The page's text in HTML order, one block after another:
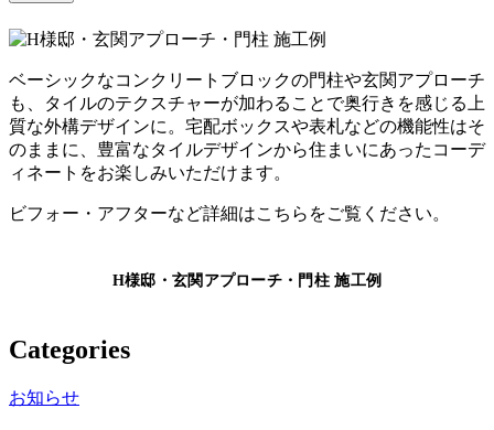
ベーシックなコンクリートブロックの門柱や玄関アプローチ
も、タイルのテクスチャーが加わることで奥行きを感じる上
質な外構デザインに。宅配ボックスや表札などの機能性はそ
のままに、豊富なタイルデザインから住まいにあったコーデ
ィネートをお楽しみいただけます。
ビフォー・アフターなど詳細はこちらをご覧ください。
H様邸・玄関アプローチ・門柱 施工例
Categories
お知らせ